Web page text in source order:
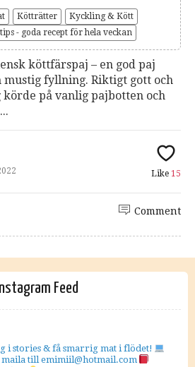
Kötträtter
Kyckling & Kött
- goda recept för hela veckan
köttfärspaj – en god paj
mustig fyllning. Riktigt gott och
körde på vanlig pajbotten och
Like 15
Comment
Instagram Feed
i stories & få smarrig mat i flödet!
till emimiil@hotmail.com